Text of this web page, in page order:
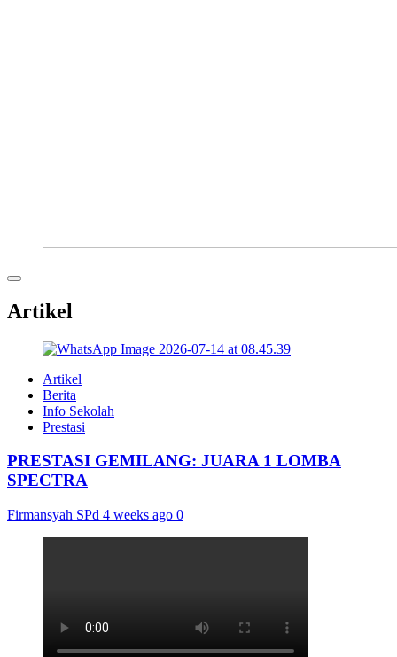
Artikel
Artikel
Berita
Info Sekolah
Prestasi
PRESTASI GEMILANG: JUARA 1 LOMBA
SPECTRA
Firmansyah SPd 4 weeks ago 0